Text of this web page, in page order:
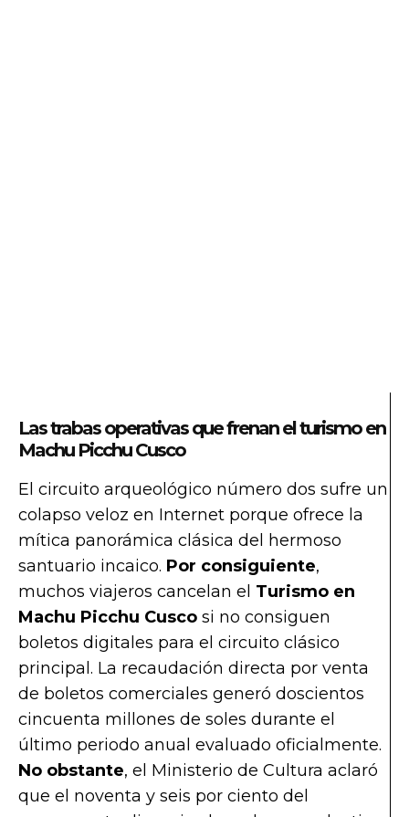
Las trabas operativas que frenan el turismo en
Machu Picchu Cusco
El circuito arqueológico número dos sufre un
colapso veloz en Internet porque ofrece la
mítica panorámica clásica del hermoso
santuario incaico. Por consiguiente,
muchos viajeros cancelan el Turismo en
Machu Picchu Cusco si no consiguen
boletos digitales para el circuito clásico
principal. La recaudación directa por venta
de boletos comerciales generó doscientos
cincuenta millones de soles durante el
último periodo anual evaluado oficialmente.
No obstante, el Ministerio de Cultura aclaró
que el noventa y seis por ciento del